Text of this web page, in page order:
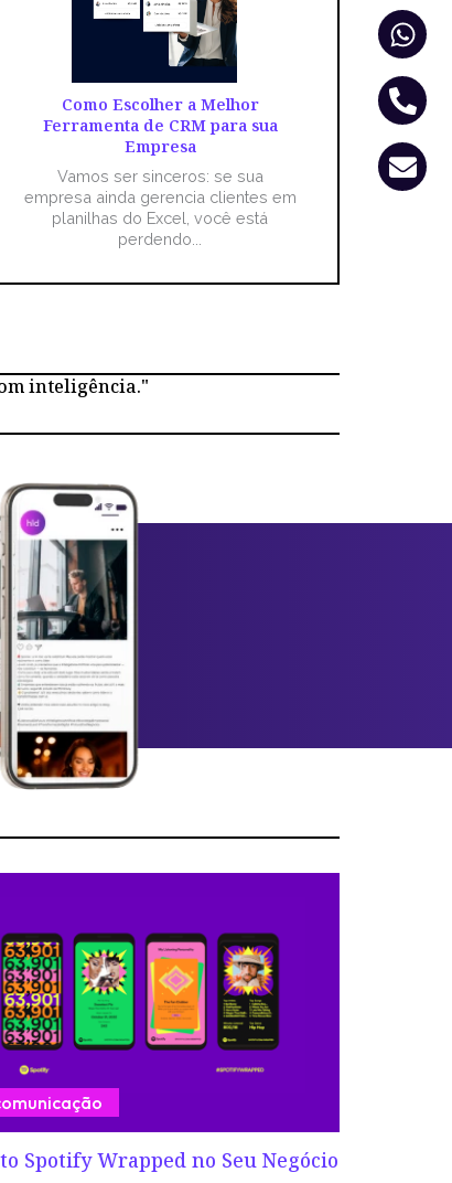
Como Escolher a Melhor
Ferramenta de CRM para sua
Empresa
Vamos ser sinceros: se sua
empresa ainda gerencia clientes em
planilhas do Excel, você está
perdendo...
inteligência."
Spotify Wrapped no Seu Negócio
alt